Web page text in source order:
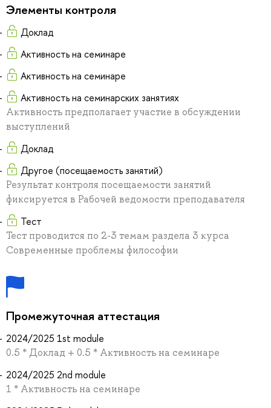
Элементы контроля
Доклад
Активность на семинаре
Активность на семинаре
Активность на семинарских занятиях
Активность предполагает участие в обсуждении
выступлений
Доклад
Другое (посещаемость занятий)
Результат контроля посещаемости занятий
фиксируется в Рабочей ведомости преподавателя
Тест
Тест проводится по 2-3 темам раздела 3 курса
Современные проблемы философии
Промежуточная аттестация
2024/2025 1st module
0.5 * Доклад + 0.5 * Активность на семинаре
2024/2025 2nd module
1 * Активность на семинаре